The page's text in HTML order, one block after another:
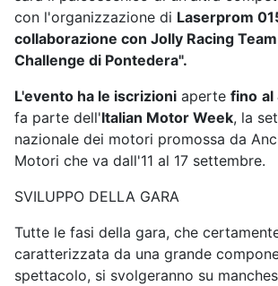
con l'organizzazione di Laserprom
collaborazione con Jolly Racing Team
Challenge di Pontedera".
L'evento ha le iscrizioni aperte fino al
fa parte dell'Italian Motor Week, la
nazionale dei motori promossa da
Motori che va dall'11 al 17 settembre.
SVILUPPO DELLA GARA
Tutte le fasi della gara, che
caratterizzata da una grande
spettacolo, si svolgeranno su